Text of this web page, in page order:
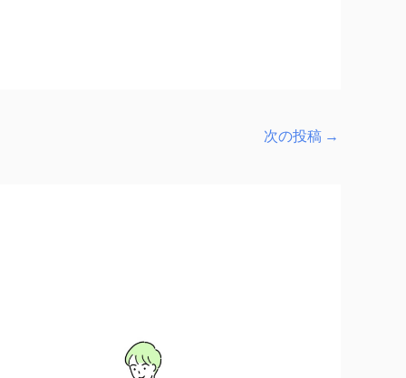
次の投稿 →